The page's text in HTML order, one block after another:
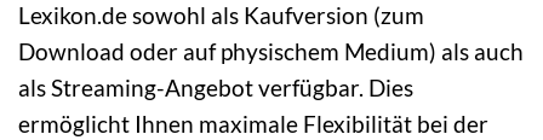
Lexikon.de sowohl als Kaufversion (zum
Download oder auf physischem Medium) als auch
als Streaming-Angebot verfügbar. Dies
ermöglicht Ihnen maximale Flexibilität bei der